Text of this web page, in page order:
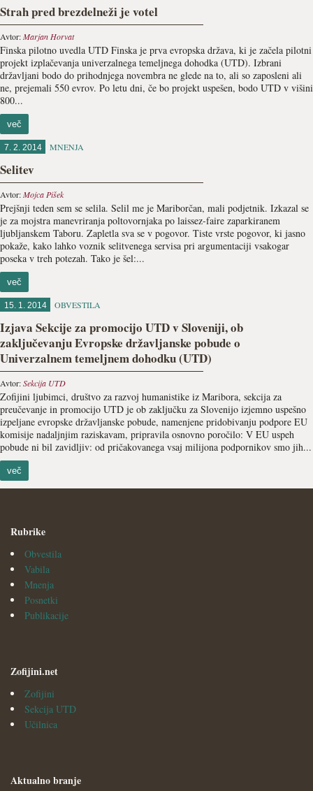
Strah pred brezdelneži je votel
Avtor:Marjan Horvat
Finska pilotno uvedla UTD Finska je prva evropska država, ki je začela pilotni
projekt izplačevanja univerzalnega temeljnega dohodka (UTD). Izbrani
državljani bodo do prihodnjega novembra ne glede na to, ali so zaposleni ali
ne, prejemali 550 evrov. Po letu dni, če bo projekt uspešen, bodo UTD v višini
800...
več
7. 2. 2014 MNENJA
Selitev
Avtor:Mojca Pišek
Prejšnji teden sem se selila. Selil me je Mariborčan, mali podjetnik. Izkazal se
je za mojstra manevriranja poltovornjaka po laissez-faire zaparkiranem
ljubljanskem Taboru. Zapletla sva se v pogovor. Tiste vrste pogovor, ki jasno
pokaže, kako lahko voznik selitvenega servisa pri argumentaciji vsakogar
poseka v treh potezah. Tako je šel:...
več
15. 1. 2014 OBVESTILA
Izjava Sekcije za promocijo UTD v Sloveniji, ob
zaključevanju Evropske državljanske pobude o
Univerzalnem temeljnem dohodku (UTD)
Avtor:Sekcija UTD
Zofijini ljubimci, društvo za razvoj humanistike iz Maribora, sekcija za
preučevanje in promocijo UTD je ob zaključku za Slovenijo izjemno uspešno
izpeljane evropske državljanske pobude, namenjene pridobivanju podpore EU
komisije nadaljnjim raziskavam, pripravila osnovno poročilo: V EU uspeh
pobude ni bil zavidljiv: od pričakovanega vsaj milijona podpornikov smo jih...
več
Rubrike
Obvestila
Vabila
Mnenja
Posnetki
Publikacije
Zofijini.net
Zofijini
Sekcija UTD
Učilnica
Aktualno branje